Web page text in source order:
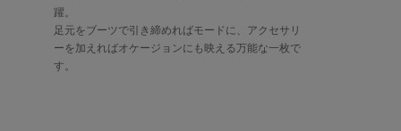
躍。
足元をブーツで引き締めればモードに、アクセサリ
ーを加えればオケージョンにも映える万能な一枚で
す。